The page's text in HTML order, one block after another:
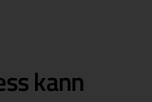
kann